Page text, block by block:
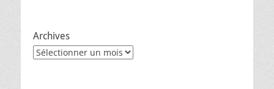
Archives
Archives